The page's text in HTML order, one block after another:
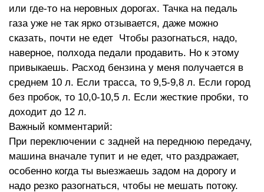
или где-то на неровных дорогах. Тачка на педаль
газа уже не так ярко отзывается, даже можно
сказать, почти не едет Чтобы разогнаться, надо,
наверное, полхода педали продавить. Но к этому
привыкаешь. Расход бензина у меня получается в
среднем 10 л. Если трасса, то 9,5-9,8 л. Если город
без пробок, то 10,0-10,5 л. Если жесткие пробки, то
доходит до 12 л.
Важный комментарий:
При переключении с задней на переднюю передачу,
машина вначале тупит и не едет, что раздражает,
особенно когда ты выезжаешь задом на дорогу и
надо резко разогнаться, чтобы не мешать потоку.